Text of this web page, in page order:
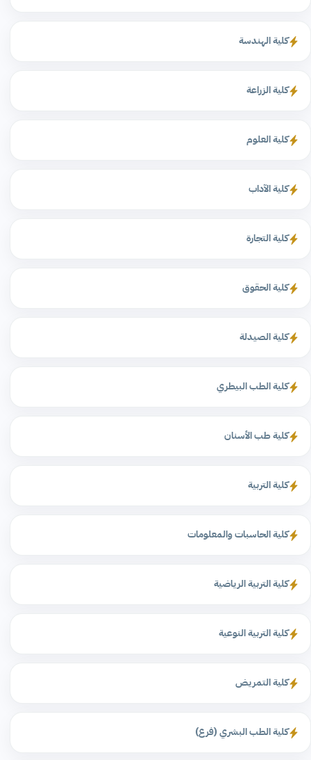
كلية الهندسة
كلية الزراعة
كلية العلوم
كلية الآداب
كلية التجارة
كلية الحقوق
كلية الصيدلة
كلية الطب البيطري
كلية طب الأسنان
كلية التربية
كلية الحاسبات والمعلومات
كلية التربية الرياضية
كلية التربية النوعية
كلية التمريض
كلية الطب البشري (فرع)